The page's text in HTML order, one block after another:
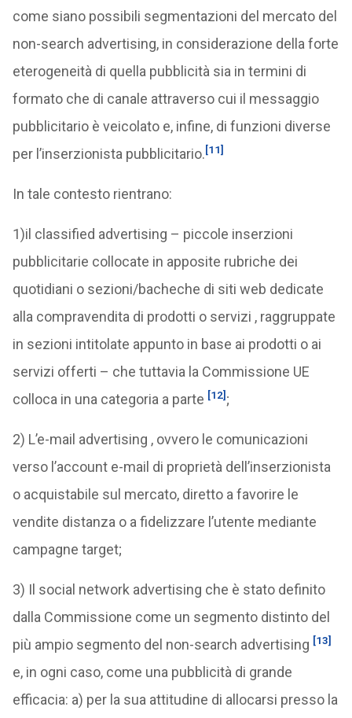
come siano possibili segmentazioni del mercato del
non-search advertising, in considerazione della forte
eterogeneità di quella pubblicità sia in termini di
formato che di canale attraverso cui il messaggio
pubblicitario è veicolato e, infine, di funzioni diverse
per l’inserzionista pubblicitario.[11]
In tale contesto rientrano:
1)il classified advertising – piccole inserzioni
pubblicitarie collocate in apposite rubriche dei
quotidiani o sezioni/bacheche di siti web dedicate
alla compravendita di prodotti o servizi , raggruppate
in sezioni intitolate appunto in base ai prodotti o ai
servizi offerti – che tuttavia la Commissione UE
colloca in una categoria a parte [12] ;
2) L’e-mail advertising , ovvero le comunicazioni
verso l’account e-mail di proprietà dell’inserzionista
o acquistabile sul mercato, diretto a favorire le
vendite distanza o a fidelizzare l’utente mediante
campagne target;
3) Il social network advertising che è stato definito
dalla Commissione come un segmento distinto del
più ampio segmento del non-search advertising [13]
e, in ogni caso, come una pubblicità di grande
efficacia: a) per la sua attitudine di allocarsi presso la